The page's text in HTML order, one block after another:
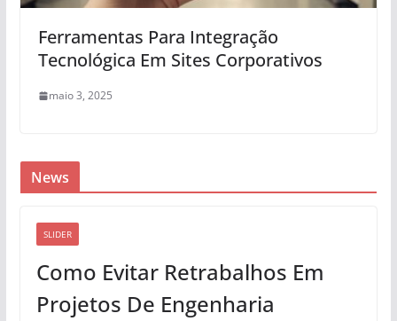
Ferramentas Para Integração
Tecnológica Em Sites Corporativos
maio 3, 2025
News
SLIDER
Como Evitar Retrabalhos Em
Projetos De Engenharia